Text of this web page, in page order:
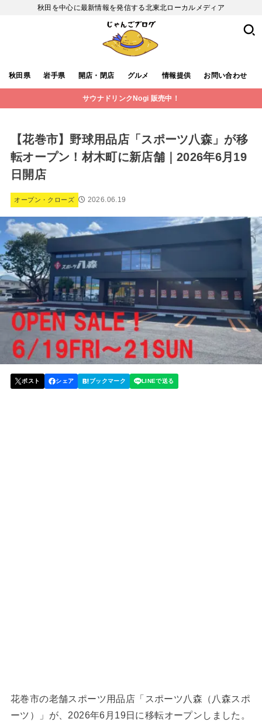
秋田を中心に最新情報を発信する北東北ローカルメディア
秋田県 岩手県 開店・閉店 グルメ 情報提供 お問い合わせ
サウナドリンクNogi 販売中！
【花巻市】野球用品店「スポーツ八森」が移
転オープン！材木町に新店舗｜2026年6月19
日開店
オープン・クローズ 2026.06.19
花巻市の老舗スポーツ用品店「スポーツ八森（八森スポ
ーツ）」が、2026年6月19日に移転オープンしました。